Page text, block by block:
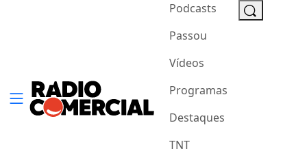
Podcasts
Passou
Vídeos
Programas
Destaques
TNT